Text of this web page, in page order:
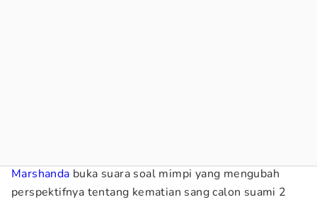
Marshanda buka suara soal mimpi yang mengubah
perspektifnya tentang kematian sang calon suami 2